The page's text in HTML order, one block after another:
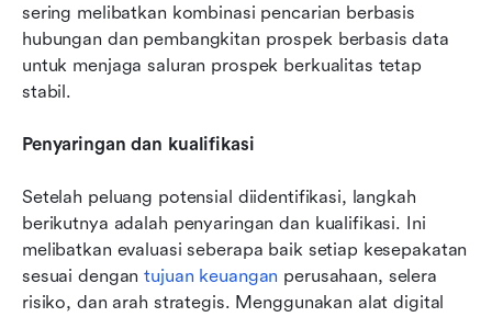
sering melibatkan kombinasi pencarian berbasis
hubungan dan pembangkitan prospek berbasis data
untuk menjaga saluran prospek berkualitas tetap
stabil.
Penyaringan dan kualifikasi
Setelah peluang potensial diidentifikasi, langkah
berikutnya adalah penyaringan dan kualifikasi. Ini
melibatkan evaluasi seberapa baik setiap kesepakatan
sesuai dengan tujuan keuangan perusahaan, selera
risiko, dan arah strategis. Menggunakan alat digital